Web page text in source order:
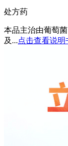
处方药
本品主治由葡萄
及...点击查看说明